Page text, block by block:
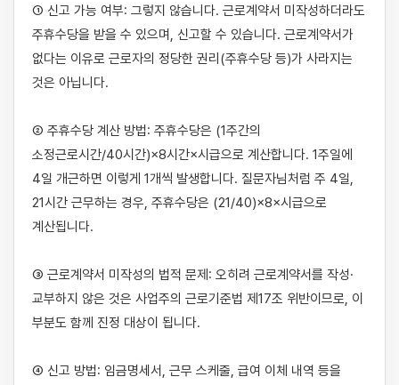
① 신고 가능 여부: 그렇지 않습니다. 근로계약서 미작성하더라도
주휴수당을 받을 수 있으며, 신고할 수 있습니다. 근로계약서가
없다는 이유로 근로자의 정당한 권리(주휴수당 등)가 사라지는
것은 아닙니다.
② 주휴수당 계산 방법: 주휴수당은 (1주간의
소정근로시간/40시간)×8시간×시급으로 계산합니다. 1주일에
4일 개근하면 이렇게 1개씩 발생합니다. 질문자님처럼 주 4일,
21시간 근무하는 경우, 주휴수당은 (21/40)×8×시급으로
계산됩니다.
③ 근로계약서 미작성의 법적 문제: 오히려 근로계약서를 작성·
교부하지 않은 것은 사업주의 근로기준법 제17조 위반이므로, 이
부분도 함께 진정 대상이 됩니다.
④ 신고 방법: 임금명세서, 근무 스케줄, 급여 이체 내역 등을